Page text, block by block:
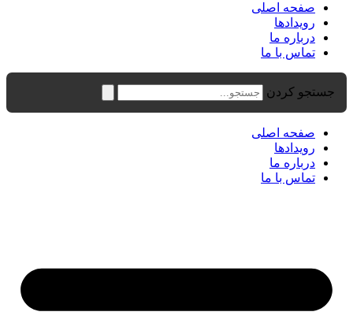
صفحه اصلی
رویدادها
درباره ما
تماس با ما
جستجو کردن
صفحه اصلی
رویدادها
درباره ما
تماس با ما